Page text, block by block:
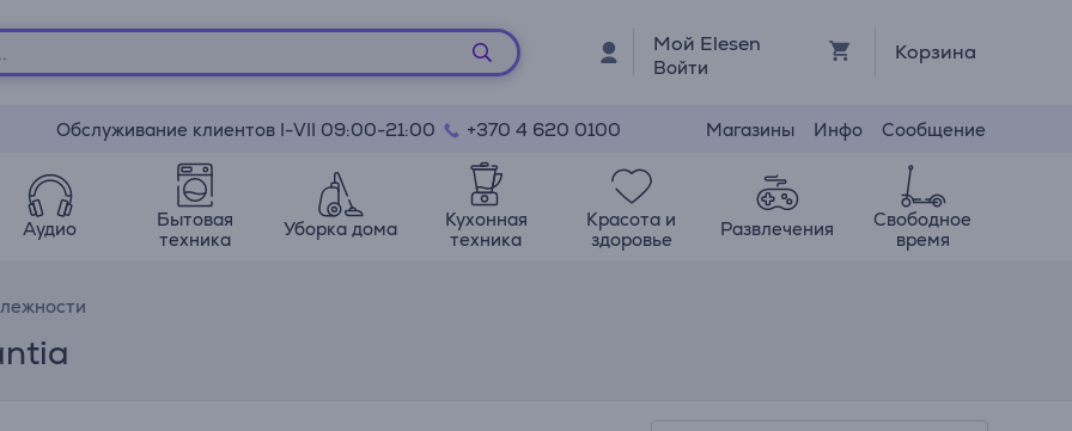
Мой Elesen
Войти
Корзина
Обслуживание клиентов I-VII 09:00-21:00 +370 4 620 0100 Магазины Инфо Сообщение
Аудио
Бытовая
техника
Уборка дома
Кухонная
техника
Красота и
здоровье
Развлечения
Свободное
время